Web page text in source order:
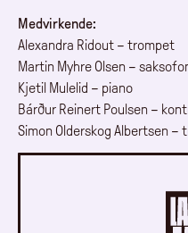
Medvirkende:
Alexandra Ridout – trompet
Martin Myhre Olsen –
Kjetil Mulelid – piano
Bárður Reinert Poulsen –
Simon Olderskog Albertsen –